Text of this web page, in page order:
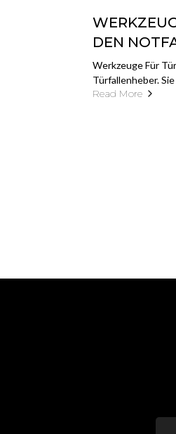
DEN
Werkzeuge Für
Türfallenheber.
Read More